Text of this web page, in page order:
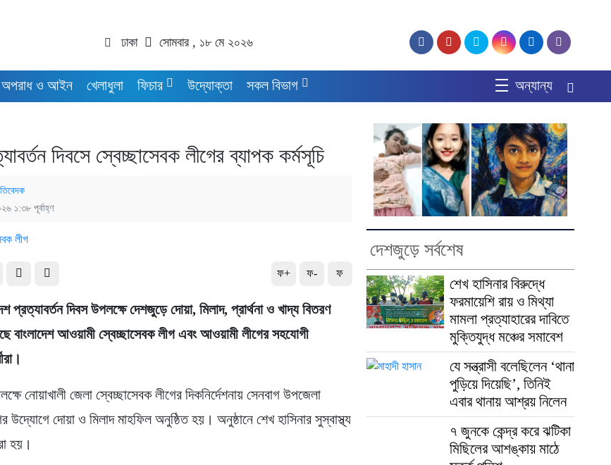
ঢাকা সোমবার , ১৮ মে ২০২৬
অপরাধ ও আইন খেলাধুলা ফিচার উদ্যোক্তা সকল বিভাগ অন্যান্য
দিবসে স্বেচ্ছাসেবক লীগের ব্যাপক কর্মসূচি
১:৩৮ পূর্বাহ্ণ
ফ+ ফ- ফ
প্রত্যাবর্তন দিবস উপলক্ষে দেশজুড়ে দোয়া, মিলাদ, প্রার্থনা ও খাদ্য বিতরণ
বাংলাদেশ আওয়ামী স্বেচ্ছাসেবক লীগ এবং আওয়ামী লীগের সহযোগী
নোয়াখালী জেলা স্বেচ্ছাসেবক লীগের দিকনির্দেশনায় সেনবাগ উপজেলা
উদ্যোগে দোয়া ও মিলাদ মাহফিল অনুষ্ঠিত হয়। অনুষ্ঠানে শেখ হাসিনার সুস্বাস্থ্য
হয়।
দেশজুড়ে সর্বশেষ
শেখ হাসিনার বিরুদ্ধে
ফরমায়েশি রায় ও মিথ্যা
মামলা প্রত্যাহারের দাবিতে
মুক্তিযুদ্ধ মঞ্চের সমাবেশ
যে সন্ত্রাসী বলেছিলেন ‘থানা
পুড়িয়ে দিয়েছি’, তিনিই
এবার থানায় আশ্রয় নিলেন
৭ জুনকে কেন্দ্র করে ঝটিকা
মিছিলের আশঙ্কায় মাঠে